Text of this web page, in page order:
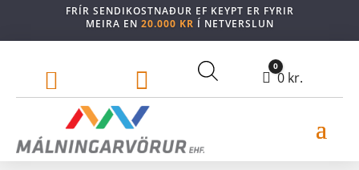
FRÍR SENDIKOSTNAÐUR EF KEYPT ER FYRIR
MEIRA EN 20.000 KR Í NETVERSLUN
  Cart
0
0 kr.